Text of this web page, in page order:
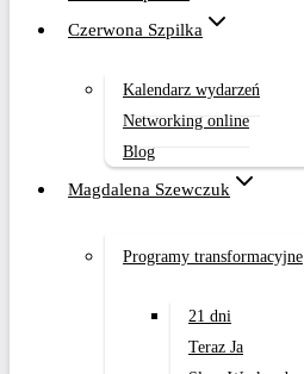
Czerwona Szpilka
Kalendarz wydarzeń
Networking online
Blog
Magdalena Szewczuk
Programy transformacyjne
21 dni
Teraz Ja